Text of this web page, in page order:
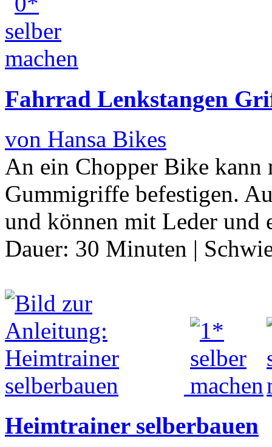
Fahrrad Lenkstangen
von Hansa Bikes
An ein Chopper Bike kann
Gummigriffe befestigen.
und können mit Leder und
Dauer: 30 Minuten |
Heimtrainer selberbauen